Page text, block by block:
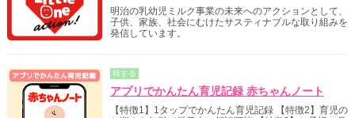
明治の乳幼児ミルク事業の未来へのアクションとして、
子供、家族、社会にむけたサスティナブルな取り組みを
発信しています。
得する
アプリでかんたん育児記録 赤ちゃんノート
【特徴1】1タップでかんたん育児記録 【特徴2】育児の